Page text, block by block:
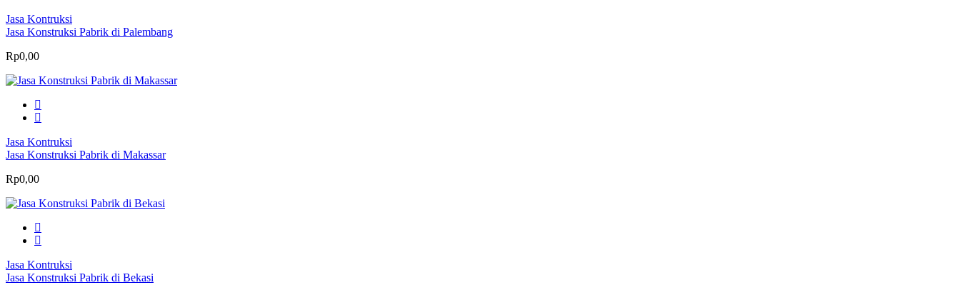
Jasa Kontruksi
Jasa Konstruksi Pabrik di Palembang
Rp0,00
Jasa Kontruksi
Jasa Konstruksi Pabrik di Makassar
Rp0,00
Jasa Kontruksi
Jasa Konstruksi Pabrik di Bekasi